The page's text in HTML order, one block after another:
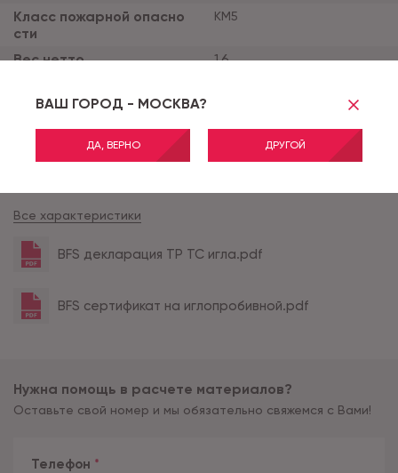
ВАШ ГОРОД - МОСКВА?
ДА, ВЕРНО ДРУГОЙ
Класс пожарной опасно
сти
КМ5
Вес нетто 1.6
Класс применения
Вес ворса (г/м2) 600
Все характеристики
BFS декларация ТР ТС игла.pdf
BFS сертификат на иглопробивной.pdf
Нужна помощь в расчете материалов?
Оставьте свой номер и мы обязательно свяжемся с Вами!
Телефон *